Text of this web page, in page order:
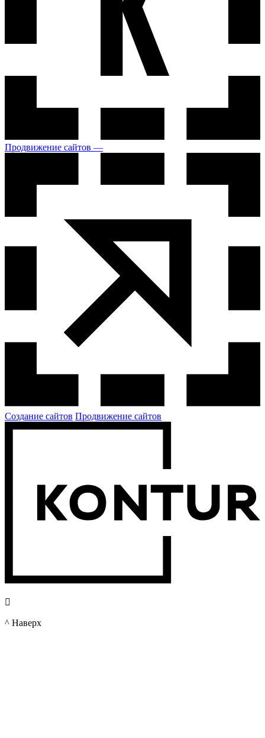
Продвижение сайтов —
Создание сайтов Продвижение сайтов

^ Наверх